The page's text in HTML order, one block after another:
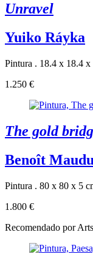
Unravel
Yuiko Ráyka
Pintura . 18.4 x 18.4 x
1.250 €
The gold
Benoît
Pintura . 80 x 80 x 5
1.800 €
Recomendado por